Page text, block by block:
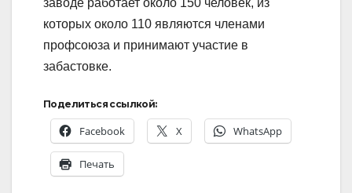
которых около 110 являются членами
профсоюза и принимают участие в
забастовке.
Поделиться ссылкой:
Facebook X WhatsApp
Печать